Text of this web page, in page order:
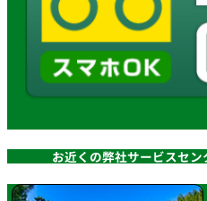
お近くの弊社サービスセン